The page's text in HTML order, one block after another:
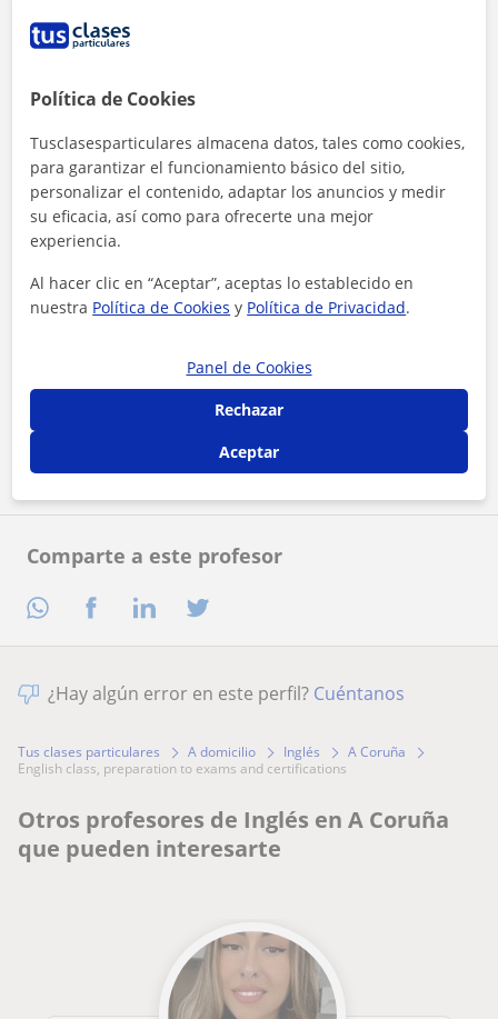
Comparte a este profesor
Al hacer clic, aceptas nuestroaviso legaly de
¿Hay algún error en este perfil? Cuéntanos
Tus clases particulares A domicilio Inglés
A Coruña
english class, preparation to exams and certifications
Otros profesores de Inglés en A Coruña
que pueden interesarte
Política de Cookies
Tusclasesparticulares almacena datos, tales como cookies,
para garantizar el funcionamiento básico del sitio,
personalizar el contenido, adaptar los anuncios y medir
su eficacia, así como para ofrecerte una mejor
experiencia.
Al hacer clic en “Aceptar”, aceptas lo establecido en
nuestra Política de Cookies y Política de Privacidad.
Panel de Cookies
Rechazar
Aceptar